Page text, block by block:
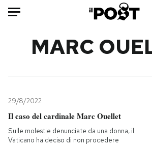
Mondo
Politica
Tecnologia
Internet
Storie/
MARC
29/8/2022
Il caso del cardinale Marc Ouellet
Sulle molestie denunciate da una donna, il
Vaticano ha deciso di non procedere